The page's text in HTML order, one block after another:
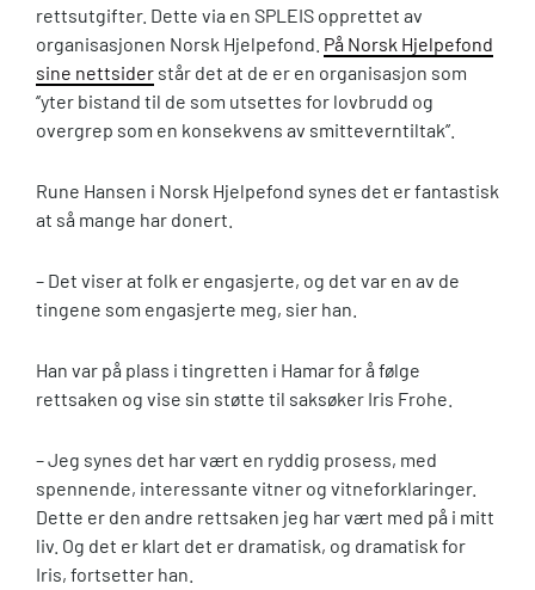
rettsutgifter. Dette via en SPLEIS opprettet av
organisasjonen Norsk Hjelpefond. På Norsk Hjelpefond
sine nettsider står det at de er en organisasjon som
‘’yter bistand til de som utsettes for lovbrudd og
overgrep som en konsekvens av smitteverntiltak’’.
Rune Hansen i Norsk Hjelpefond synes det er fantastisk
at så mange har donert.
– Det viser at folk er engasjerte, og det var en av de
tingene som engasjerte meg, sier han.
Han var på plass i tingretten i Hamar for å følge
rettsaken og vise sin støtte til saksøker Iris Frohe.
– Jeg synes det har vært en ryddig prosess, med
spennende, interessante vitner og vitneforklaringer.
Dette er den andre rettsaken jeg har vært med på i mitt
liv. Og det er klart det er dramatisk, og dramatisk for
Iris, fortsetter han.